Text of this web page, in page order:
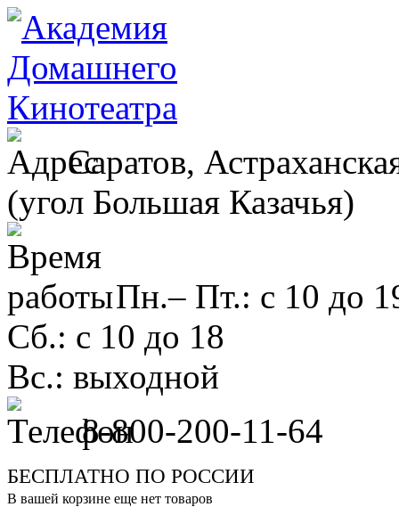
Саратов,
(угол Большая Казачья)
Пн.– Пт.: с 10 до
Сб.: с 10 до 18
Вс.: выходной
8-800-200-11-64
БЕСПЛАТНО ПО РОССИИ
В вашей корзине еще нет товаров